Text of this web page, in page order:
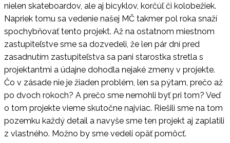
nielen skateboardov, ale aj bicyklov, korčúľ či kolobežiek.
Napriek tomu sa vedenie našej MČ takmer pol roka snaží
spochybňovať tento projekt. Až na ostatnom miestnom
zastupiteľstve sme sa dozvedeli, že len pár dní pred
zasadnutím zastupiteľstva sa pani starostka stretla s
projektantmi a údajne dohodla nejaké zmeny v projekte.
Čo v zásade nie je žiaden problém, len sa pýtam, prečo až
po dvoch rokoch? A prečo sme nemohli byť pri tom? Veď
o tom projekte vieme skutočne najviac. Riešili sme na tom
pozemku každý detail a navyše sme ten projekt aj zaplatili
z vlastného. Možno by sme vedeli opäť pomôcť.